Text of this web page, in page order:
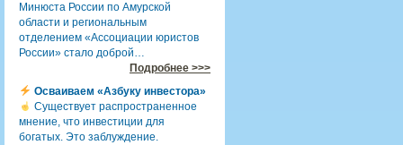
Минюста России по Амурской
области и региональным
отделением «Ассоциации юристов
России» стало доброй…
Подробнее >>>
Осваиваем «Азбуку инвестора»
Существует распространенное
мнение, что инвестиции для
богатых. Это заблуждение.